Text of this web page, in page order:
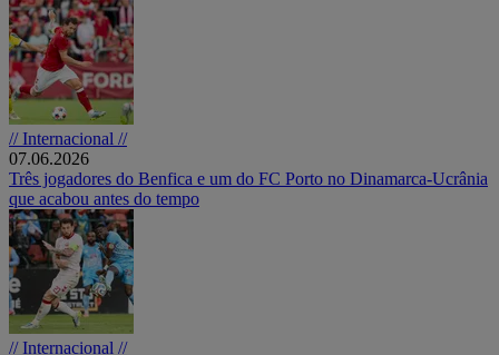
// Internacional //
07.06.2026
Três jogadores do Benfica e um do FC Porto no Dinamarca-Ucrânia
que acabou antes do tempo
// Internacional //